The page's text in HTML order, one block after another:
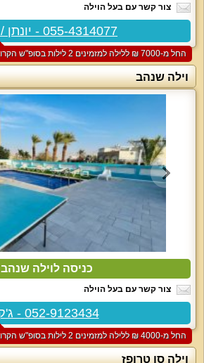
צור קשר עם בעל הוילה
055-4314077 - יונתן / אילן
החל מ-‏7000 ₪ ללילה למזמינים 2 לילות בסופ"ש הקרוב
וילה שנהב
כניסה לוילה שנהב
צור קשר עם בעל הוילה
052-9123434 - ג'קי
החל מ-‏4000 ₪ ללילה למזמינים 2 לילות בסופ"ש הקרוב
וילה סן טרופז